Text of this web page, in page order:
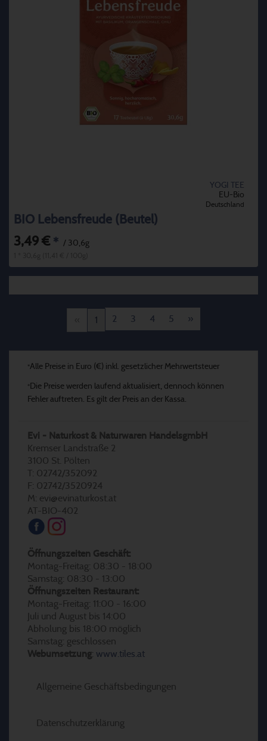
YOGI TEE
EU-Bio
Deutschland
BIO Lebensfreude (Beutel)
3,49 € * / 30,6g
1 2 3 4 5 »
*Alle Preise in Euro (€) inkl. gesetzlicher Mehrwertsteuer
* Die Preise werden laufend aktualisiert, dennoch können
Fehler auftreten. Es gilt der Preis an der Kassa.
Evi - Naturkost & Naturwaren HandelsgmbH
Kremser Landstraße 2
3100 St. Pölten
T: 02742/352092
F: 02742/3520924
M: evi@evinaturkost.at
AT-BIO-402
Öffnungszeiten Geschäft:
Montag-Freitag: 08:30 - 18:00
Samstag: 08:30 - 13:00
Öffnungszeiten Restaurant:
Montag-Freitag: 11:00 - 16:00
Juli und August bis 14:00
Abholung bis 18:00 möglich
Samstag: geschlossen
Webumsetzung: www.tiles.at
Allgemeine Geschäftsbedingungen
Datenschutzerklärung